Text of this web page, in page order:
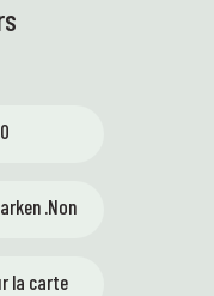
.Non
la carte